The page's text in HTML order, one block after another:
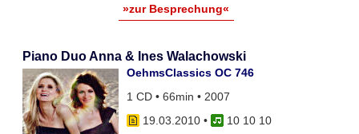
»zur Besprechung«
Piano Duo Anna & Ines Walachowski
OehmsClassics OC 746
1 CD • 66min • 2007
19.03.2010•
10 10 10